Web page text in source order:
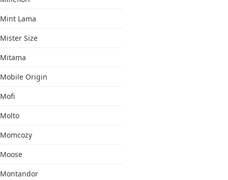
Mint Lama
Mister Size
Mitama
Mobile Origin
Mofi
Molto
Momcozy
Moose
Montandor